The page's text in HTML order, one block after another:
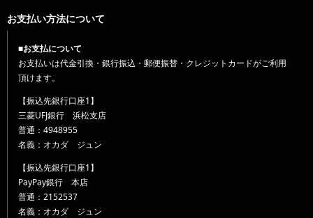
お支払い方法について
■お支払について
お支払いは代金引換・銀行振込・郵便振替・クレジットカードがご利用
頂けます。
【振込先銀行口座1】
三菱UFJ銀行 浜松支店
普通：4948955
名義：オカダ ジュン
【振込先銀行口座1】
PayPay銀行 本店
普通：2152537
名義：オカダ ジュン